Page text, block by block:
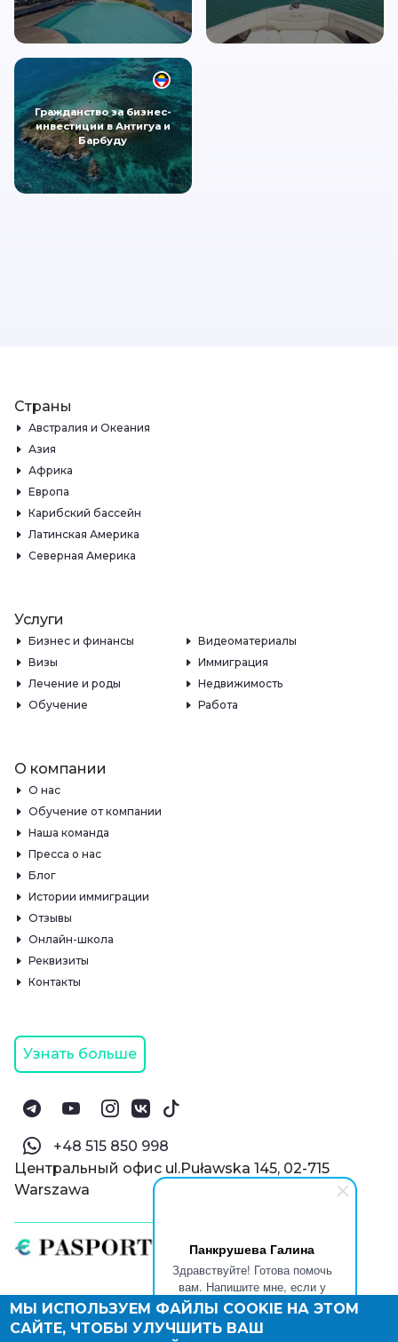
Панкрушева Галина
Здравствуйте! Готова помочь
вам. Напишите мне, если у
вас появятся вопросы.
Гражданство за бизнес-
инвестиции в Антигуа и
Барбуду
© Паспорт Онлайн 2019—2026
Политика конфиденциальности
Страны
Австралия и Океания
Азия
Африка
Европа
Карибский бассейн
Латинская Америка
Северная Америка
Услуги
Бизнес и финансы
Видеоматериалы
Визы
Иммиграция
Лечение и роды
Недвижимость
Обучение
Работа
О компании
О нас
Обучение от компании
Наша команда
Пресса о нас
Блог
Истории иммиграции
Отзывы
Онлайн-школа
Реквизиты
Контакты
Узнать больше
‪+48 515 850 998‬
Центральный офис ul.Puławska 145, 02-715
Warszawa
МЫ ИСПОЛЬЗУЕМ ФАЙЛЫ COOKIE НА ЭТОМ
САЙТЕ, ЧТОБЫ УЛУЧШИТЬ ВАШ